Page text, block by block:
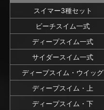
スイマー3種セット
ビーチスイム一式
ディープスイム一式
サイダースイム一式
ディープスイム・ウイッグ
ディープスイム・上
ディープスイム・下